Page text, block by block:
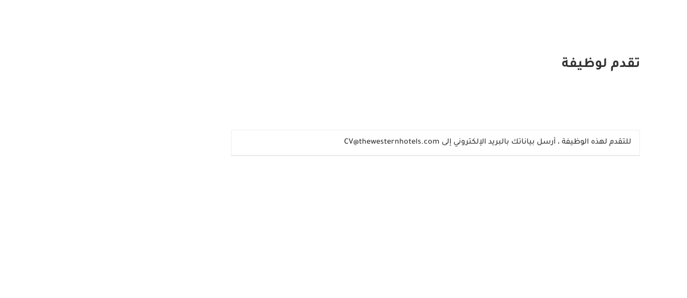
تقدم لوظيفة
للتقدم لهذه الوظيفة ، أرسل بياناتك بالبريد الإلكتروني إلى CV@thewesternhotels.com